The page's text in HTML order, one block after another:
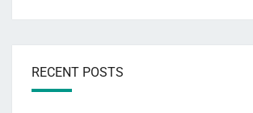
RECENT POSTS